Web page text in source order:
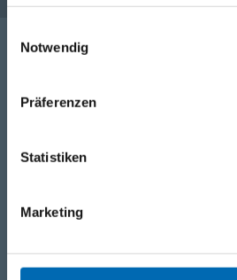
Notwendig
Präferenzen
Statistiken
Marketing